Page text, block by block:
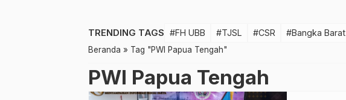
TRENDING TAGS #FH UBB #TJSL #CSR #Bangka Barat
Beranda » Tag "PWI Papua Tengah"
PWI Papua Tengah